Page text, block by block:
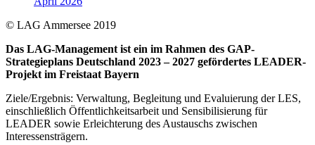
© LAG Ammersee 2019
Das LAG-Management ist ein im Rahmen des GAP-
Strategieplans Deutschland 2023 – 2027 gefördertes LEADER-
Projekt im Freistaat Bayern
Ziele/Ergebnis: Verwaltung, Begleitung und Evaluierung der LES,
einschließlich Öffentlichkeitsarbeit und Sensibilisierung für
LEADER sowie Erleichterung des Austauschs zwischen
Interessensträgern.